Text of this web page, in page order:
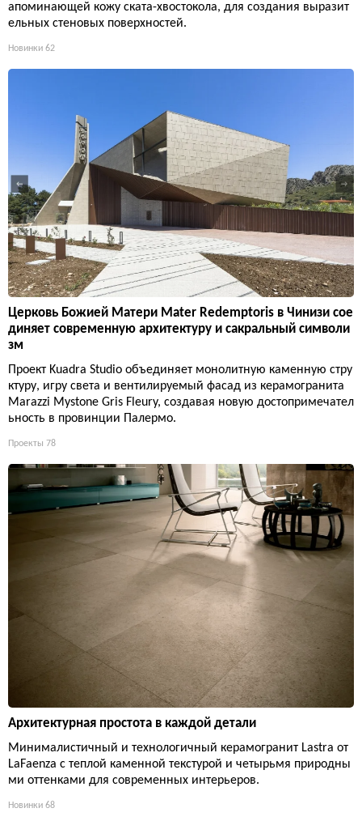
апоминающей кожу ската-хвостокола, для создания выразит
ельных стеновых поверхностей.
Новинки 62
Церковь Божией Матери Mater Redemptoris в Чинизи сое
диняет современную архитектуру и сакральный символи
зм
Проект Kuadra Studio объединяет монолитную каменную стру
ктуру, игру света и вентилируемый фасад из керамогранита
Marazzi Mystone Gris Fleury, создавая новую достопримечател
ьность в провинции Палермо.
Проекты 78
Архитектурная простота в каждой детали
Минималистичный и технологичный керамогранит Lastra от
LaFaenza с теплой каменной текстурой и четырьмя природны
ми оттенками для современных интерьеров.
Новинки 68